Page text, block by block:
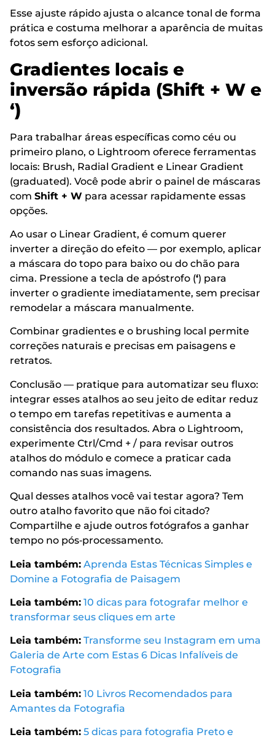
Esse ajuste rápido ajusta o alcance tonal de forma
prática e costuma melhorar a aparência de muitas
fotos sem esforço adicional.
Gradientes locais e
inversão rápida (Shift + W e
‘)
Para trabalhar áreas específicas como céu ou
primeiro plano, o Lightroom oferece ferramentas
locais: Brush, Radial Gradient e Linear Gradient
(graduated). Você pode abrir o painel de máscaras
com Shift + W para acessar rapidamente essas
opções.
Ao usar o Linear Gradient, é comum querer
inverter a direção do efeito — por exemplo, aplicar
a máscara do topo para baixo ou do chão para
cima. Pressione a tecla de apóstrofo (‘) para
inverter o gradiente imediatamente, sem precisar
remodelar a máscara manualmente.
Combinar gradientes e o brushing local permite
correções naturais e precisas em paisagens e
retratos.
Conclusão — pratique para automatizar seu fluxo:
integrar esses atalhos ao seu jeito de editar reduz
o tempo em tarefas repetitivas e aumenta a
consistência dos resultados. Abra o Lightroom,
experimente Ctrl/Cmd + / para revisar outros
atalhos do módulo e comece a praticar cada
comando nas suas imagens.
Qual desses atalhos você vai testar agora? Tem
outro atalho favorito que não foi citado?
Compartilhe e ajude outros fotógrafos a ganhar
tempo no pós‑processamento.
Leia também: Aprenda Estas Técnicas Simples e
Domine a Fotografia de Paisagem
Leia também: 10 dicas para fotografar melhor e
transformar seus cliques em arte
Leia também: Transforme seu Instagram em uma
Galeria de Arte com Estas 6 Dicas Infalíveis de
Fotografia
Leia também: 10 Livros Recomendados para
Amantes da Fotografia
Leia também: 5 dicas para fotografia Preto e